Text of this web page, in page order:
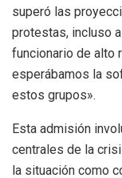
superó las
protestas, incluso
funcionario de alto
esperábamos la
estos grupos».
Esta admisión
centrales de la
la situación como